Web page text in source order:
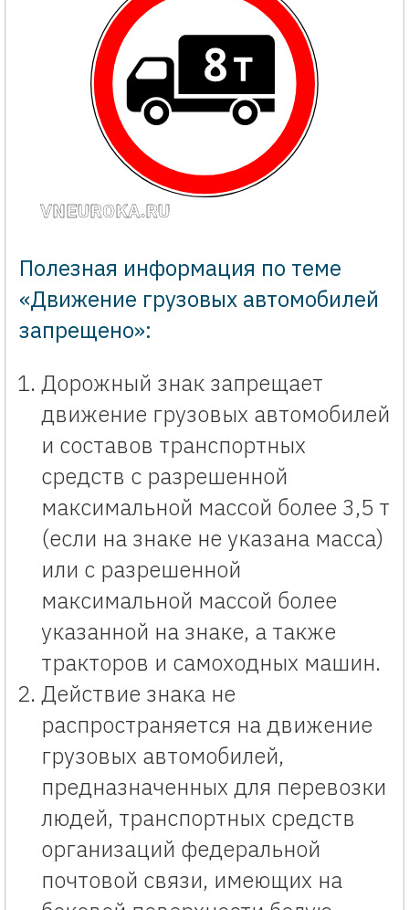
VNEUROKA.RU
Полезная информация по теме
«Движение грузовых автомобилей
запрещено»:
Дорожный знак запрещает
движение грузовых автомобилей
и составов транспортных
средств с разрешенной
максимальной массой более 3,5 т
(если на знаке не указана масса)
или с разрешенной
максимальной массой более
указанной на знаке, а также
тракторов и самоходных машин.
Действие знака не
распространяется на движение
грузовых автомобилей,
предназначенных для перевозки
людей, транспортных средств
организаций федеральной
почтовой связи, имеющих на